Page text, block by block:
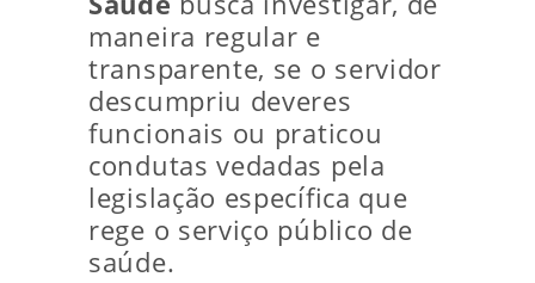
maneira regular e
transparente, se o servidor
descumpriu deveres
funcionais ou praticou
condutas vedadas pela
legislação específica que
rege o serviço público de
saúde.